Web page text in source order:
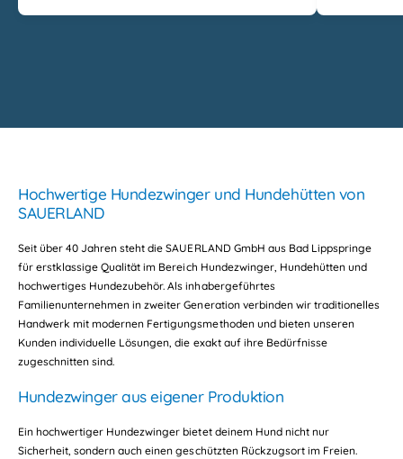
Hochwertige Hundezwinger und Hundehütten von
SAUERLAND
Seit über 40 Jahren steht die SAUERLAND GmbH aus Bad Lippspringe
für erstklassige Qualität im Bereich Hundezwinger, Hundehütten und
hochwertiges Hundezubehör. Als inhabergeführtes
Familienunternehmen in zweiter Generation verbinden wir traditionelles
Handwerk mit modernen Fertigungsmethoden und bieten unseren
Kunden individuelle Lösungen, die exakt auf ihre Bedürfnisse
zugeschnitten sind.
Hundezwinger aus eigener Produktion
Ein hochwertiger Hundezwinger bietet deinem Hund nicht nur
Sicherheit, sondern auch einen geschützten Rückzugsort im Freien.